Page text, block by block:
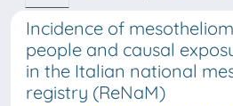
Incidence of
people and causal
in the Italian national
registry (ReNaM)